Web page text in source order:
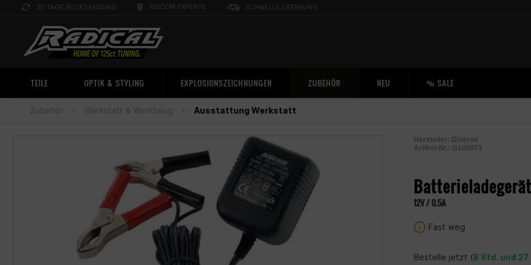
30 TAGE RÜCKSENDUNG 125CCM EXPERTE SCHNELLE LIEFERUNG
TEILE OPTIK & STYLING EXPLOSIONSZEICHNUNGEN ZUBEHÖR NEU % SALE
Zubehör Werkstatt & Werkzeug Ausstattung Werkstatt
Hersteller: Diverse
Artikel-Nr.: G100073
Batterieladegerät
12V / 0.5A
Fast weg
Bestelle jetzt (8 Std. und 27